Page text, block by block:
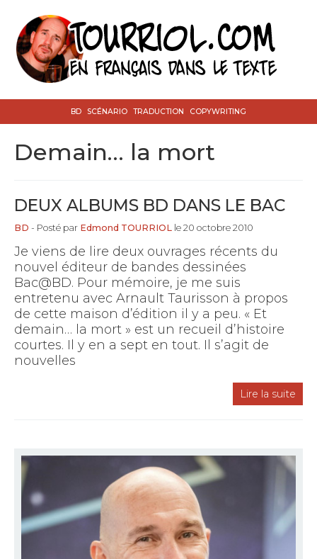
BD SCÉNARIO TRADUCTION COPYWRITING
Demain… la mort
DEUX ALBUMS BD DANS LE BAC
BD - Posté par Edmond TOURRIOL le 20 octobre 2010
Je viens de lire deux ouvrages récents du
nouvel éditeur de bandes dessinées
Bac@BD. Pour mémoire, je me suis
entretenu avec Arnault Taurisson à propos
de cette maison d’édition il y a peu. « Et
demain… la mort » est un recueil d’histoire
courtes. Il y en a sept en tout. Il s’agit de
nouvelles
Lire la suite